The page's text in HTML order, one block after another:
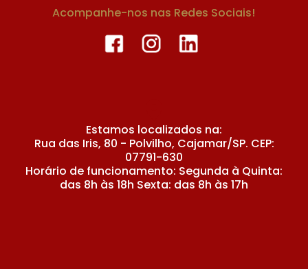
Acompanhe-nos nas Redes Sociais!
Estamos localizados na:
Rua das Iris, 80 - Polvilho, Cajamar/SP. CEP:
07791-630
Horário de funcionamento: Segunda à Quinta:
das 8h às 18h Sexta: das 8h às 17h